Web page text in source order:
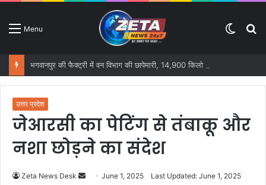
Menu
Switch
उत्तर प्रदेश
जेआरसी का पेटिंग से तंबाकू और
नशा छोड़ने का संदेश
Zeta News Desk June 1, 2025 Last Updated: June 1, 2025